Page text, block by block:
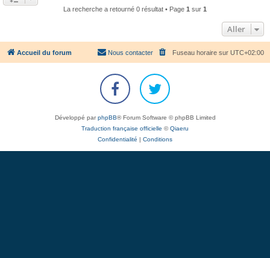
h
e
r
La recherche a retourné 0 résultat • Page 1 sur 1
Aller
Accueil du forum Fuseau horaire sur UTC+02:00
Nous contacter
Développé parphpBB® Forum Software © phpBB Limited
Traduction française officielle ©Qiaeru
Confidentialité | Conditions